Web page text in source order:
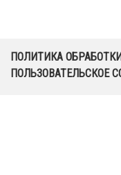
ПОЛИТИКА
ПОЛЬЗОВАТЕЛЬСКОЕ